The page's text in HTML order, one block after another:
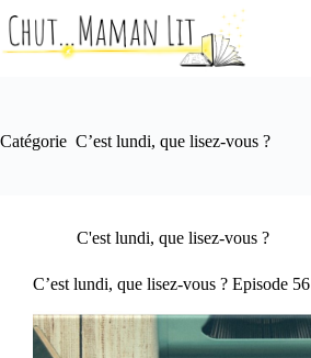
au
contenu
Catégorie C’est lundi, que lisez-vous ?
C'est lundi, que lisez-vous ?
C’est lundi, que lisez-vous ? Episode 56